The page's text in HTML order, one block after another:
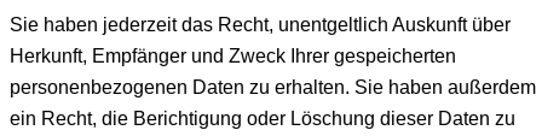
Sie haben jederzeit das Recht, unentgeltlich Auskunft über
Herkunft, Empfänger und Zweck Ihrer gespeicherten
personenbezogenen Daten zu erhalten. Sie haben außerdem
ein Recht, die Berichtigung oder Löschung dieser Daten zu